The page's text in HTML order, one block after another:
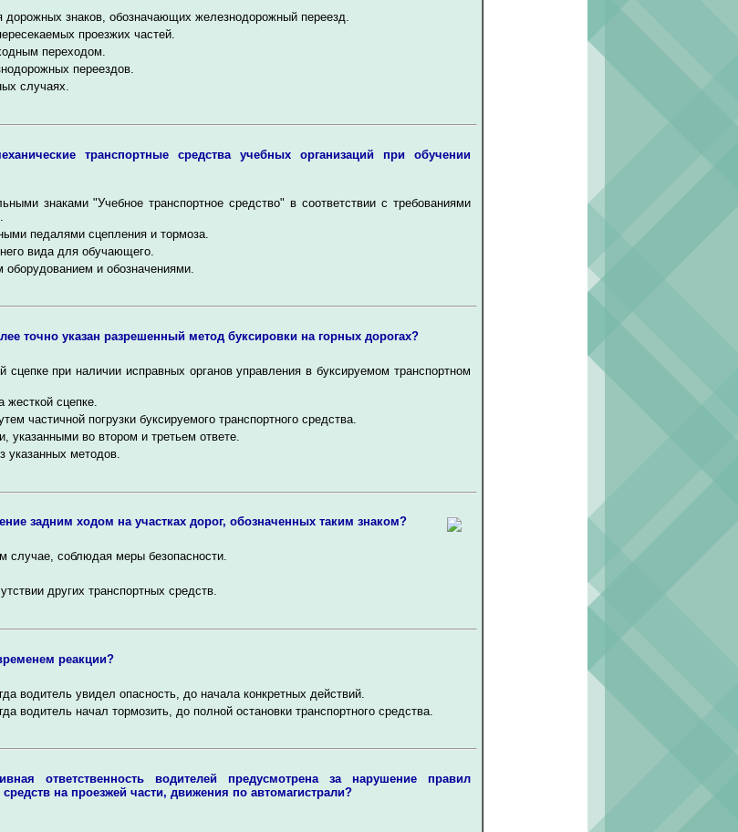
дорожных знаков, обозначающих железнодорожный переезд.
проезжих частей.
переходом.
переездов.
случаях.
транспортные средства учебных организаций при обучении
знаками "Учебное транспортное средство" в соответствии с требованиями
педалями сцепления и тормоза.
вида для обучающего.
и обозначениями.
точно указан разрешенный метод буксировки на горных дорогах?
сцепке при наличии исправных органов управления в буксируемом транспортном
жесткой сцепке.
частичной погрузки буксируемого транспортного средства.
указанными во втором и третьем ответе.
указанных методов.
задним ходом на участках дорог, обозначенных таким знаком?
случае, соблюдая меры безопасности.
других транспортных средств.
реакции?
водитель увидел опасность, до начала конкретных действий.
водитель начал тормозить, до полной остановки транспортного средства.
ответственность водителей предусмотрена за нарушение правил
на проезжей части, движения по автомагистрали?